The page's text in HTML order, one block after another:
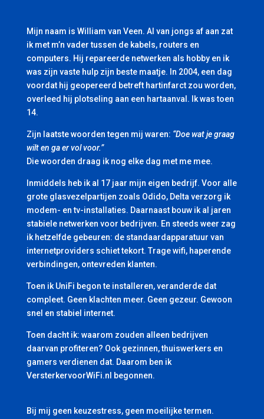
Mijn naam is William van Veen. Al van jongs af aan zat
ik met m’n vader tussen de kabels, routers en
computers. Hij repareerde netwerken als hobby en ik
was zijn vaste hulp zijn beste maatje. In 2004, een dag
voordat hij geopereerd betreft hartinfarct zou worden,
overleed hij plotseling aan een hartaanval. Ik was toen
14.
Zijn laatste woorden tegen mij waren: “Doe wat je graag
wilt en ga er vol voor.”
Die woorden draag ik nog elke dag met me mee.
Inmiddels heb ik al 17 jaar mijn eigen bedrijf. Voor alle
grote glasvezelpartijen zoals Odido, Delta verzorg ik
modem- en tv-installaties. Daarnaast bouw ik al jaren
stabiele netwerken voor bedrijven. En steeds weer zag
ik hetzelfde gebeuren: de standaardapparatuur van
internetproviders schiet tekort. Trage wifi, haperende
verbindingen, ontevreden klanten.
Toen ik UniFi begon te installeren, veranderde dat
compleet. Geen klachten meer. Geen gezeur. Gewoon
snel en stabiel internet.
Toen dacht ik: waarom zouden alleen bedrijven
daarvan profiteren? Ook gezinnen, thuiswerkers en
gamers verdienen dat. Daarom ben ik
VersterkervoorWiFi.nl begonnen.
Bij mij geen keuzestress, geen moeilijke termen.